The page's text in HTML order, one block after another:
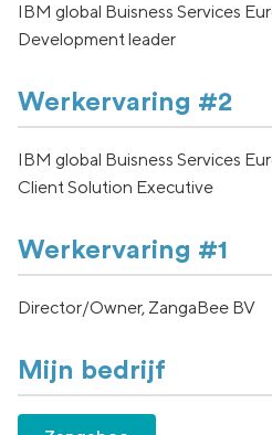
IBM global Buisness Services
Development leader
Werkervaring #2
IBM global Buisness Services
Client Solution Executive
Werkervaring #1
Director/Owner, ZangaBee BV
Mijn bedrijf